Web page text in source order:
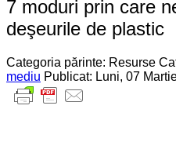
7 moduri prin care
deşeurile de plastic
Categoria părinte: Resurse
mediu Publicat: Luni, 07